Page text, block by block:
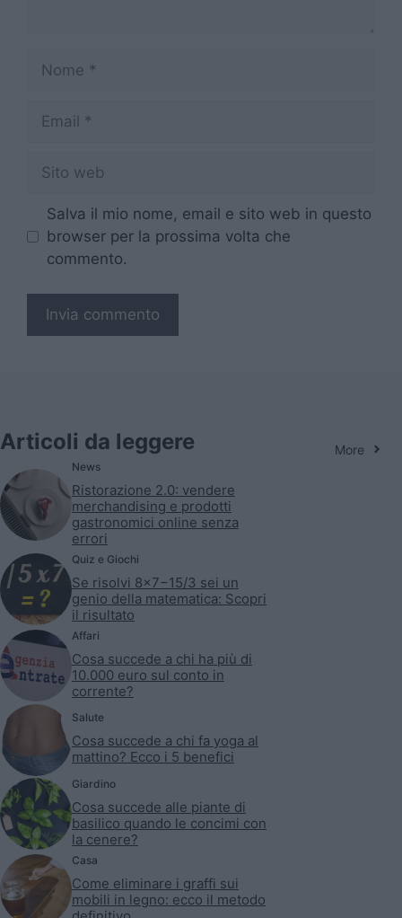
Salva il mio nome, email e sito web in questo
browser per la prossima volta che
commento.
Articoli da leggere More
News
Ristorazione 2.0: vendere
merchandising e prodotti
gastronomici online senza
errori
Quiz e Giochi
Se risolvi 8×7−15/3 sei un
genio della matematica: Scopri
il risultato
Affari
Cosa succede a chi ha più di
10.000 euro sul conto in
corrente?
Salute
Cosa succede a chi fa yoga al
mattino? Ecco i 5 benefici
Giardino
Cosa succede alle piante di
basilico quando le concimi con
la cenere?
Casa
Come eliminare i graffi sui
mobili in legno: ecco il metodo